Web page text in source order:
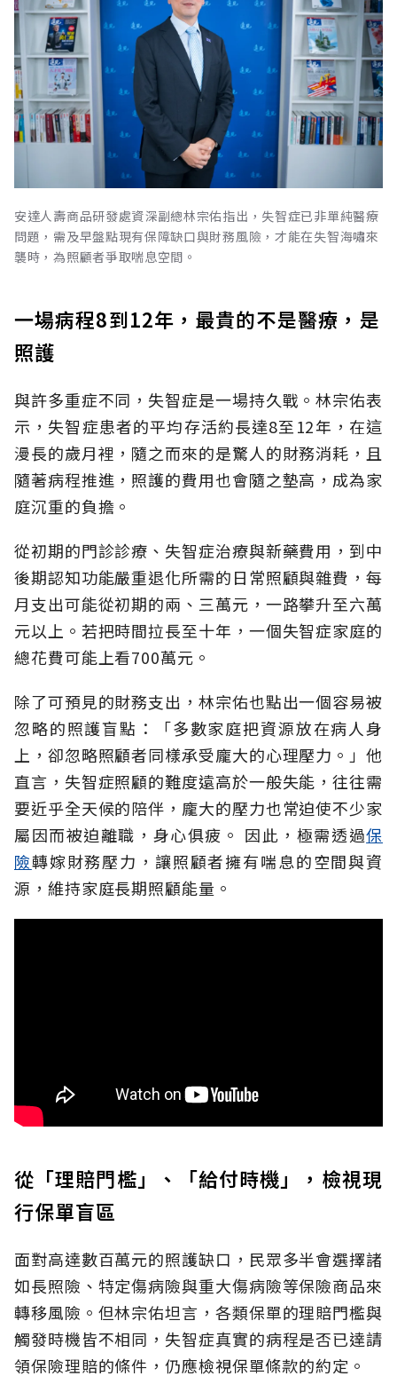
安達人壽商品研發處資深副總林宗佑指出，失智症已非單純醫療
問題，需及早盤點現有保障缺口與財務風險，才能在失智海嘯來
襲時，為照顧者爭取喘息空間。
一場病程8到12年，最貴的不是醫療，是
照護
與許多重症不同，失智症是一場持久戰。林宗佑表
示，失智症患者的平均存活約長達8至12年，在這
漫長的歲月裡，隨之而來的是驚人的財務消耗，且
隨著病程推進，照護的費用也會隨之墊高，成為家
庭沉重的負擔。
從初期的門診診療、失智症治療與新藥費用，到中
後期認知功能嚴重退化所需的日常照顧與雜費，每
月支出可能從初期的兩、三萬元，一路攀升至六萬
元以上。若把時間拉長至十年，一個失智症家庭的
總花費可能上看700萬元。
除了可預見的財務支出，林宗佑也點出一個容易被
忽略的照護盲點：「多數家庭把資源放在病人身
上，卻忽略照顧者同樣承受龐大的心理壓力。」他
直言，失智症照顧的難度遠高於一般失能，往往需
要近乎全天候的陪伴，龐大的壓力也常迫使不少家
屬因而被迫離職，身心俱疲。 因此，極需透過保
險轉嫁財務壓力，讓照顧者擁有喘息的空間與資
源，維持家庭長期照顧能量。
從「理賠門檻」、「給付時機」，檢視現
行保單盲區
面對高達數百萬元的照護缺口，民眾多半會選擇諸
如長照險、特定傷病險與重大傷病險等保險商品來
轉移風險。但林宗佑坦言，各類保單的理賠門檻與
觸發時機皆不相同，失智症真實的病程是否已達請
領保險理賠的條件，仍應檢視保單條款的約定。